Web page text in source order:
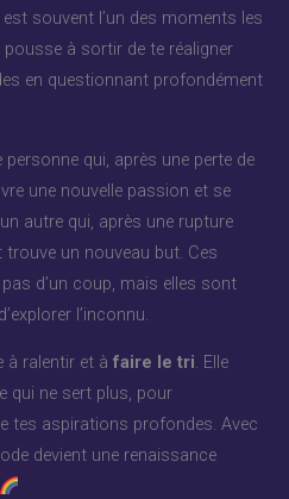
souvent l’un des moments les
pousse à sortir de te réaligner
en questionnant profondément
qui, après une perte de
une nouvelle passion et se
autre qui, après une rupture
trouve un nouveau but. Ces
d’un coup, mais elles sont
l’inconnu.
à ralentir et à faire le tri. Elle
qui ne sert plus, pour
tes aspirations profondes. Avec
devient une renaissance